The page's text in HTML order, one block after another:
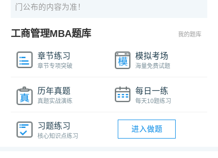
门公布的内容为准！
工商管理MBA题库 我的题库
章节练习
章节专项突破
模拟考场
海量免费试题
历年真题
真题实战演练
每日一练
每天10题练习
习题练习
核心知识点练习
进入做题